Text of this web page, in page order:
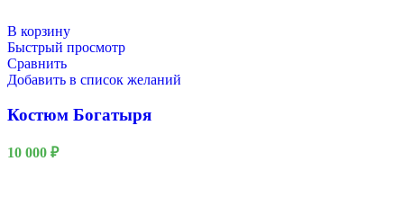
В корзину
Быстрый просмотр
Сравнить
Добавить в список желаний
Костюм Богатыря
10 000 ₽